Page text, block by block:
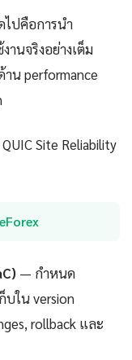
ไปคือการนำ
านจริงอย่างเต็ม
น performance
Site Reliability
— กำหนด
บใน version
rollback และ